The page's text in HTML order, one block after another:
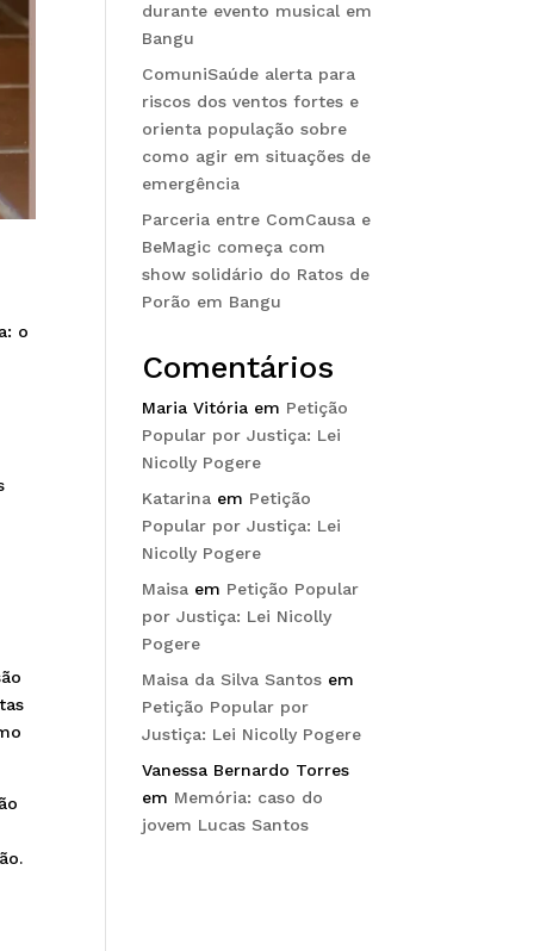
o
durante evento musical em
Bangu
ComuniSaúde alerta para
riscos dos ventos fortes e
orienta população sobre
como agir em situações de
emergência
Parceria entre ComCausa e
BeMagic começa com
show solidário do Ratos de
Porão em Bangu
Comentários
Maria Vitória em Petição
Popular por Justiça: Lei
Nicolly Pogere
Katarina em Petição
Popular por Justiça: Lei
Nicolly Pogere
Maisa em Petição Popular
por Justiça: Lei Nicolly
Pogere
Maisa da Silva Santos em
Petição Popular por
Justiça: Lei Nicolly Pogere
Vanessa Bernardo Torres
em Memória: caso do
jovem Lucas Santos